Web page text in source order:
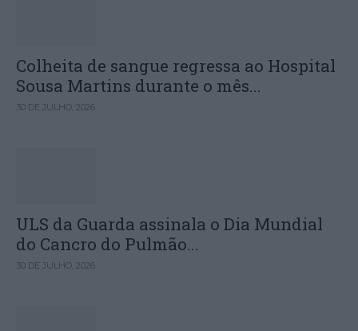
Colheita de sangue regressa ao Hospital
Sousa Martins durante o mês...
30 DE JULHO, 2026
ULS da Guarda assinala o Dia Mundial
do Cancro do Pulmão...
30 DE JULHO, 2026